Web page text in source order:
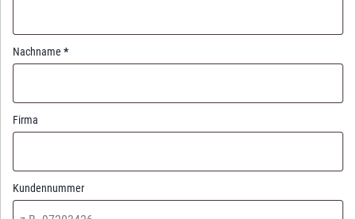
Nachname *
Firma
Kundennummer